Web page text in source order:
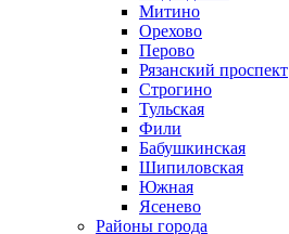
Митино
Орехово
Перово
Рязанский проспект
Строгино
Тульская
Фили
Бабушкинская
Шипиловская
Южная
Ясенево
Районы города